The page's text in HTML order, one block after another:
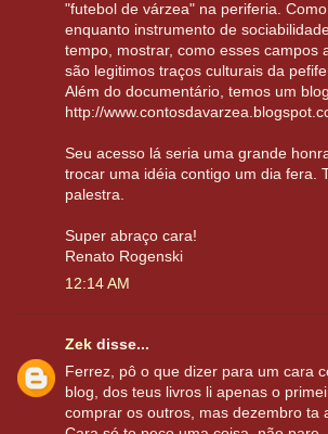
"futebol de várzea" na periferia.
enquanto instrumento de
tempo, mostrar, como esses campos
são legitimos traços culturais da
Além do documentário, temos um
http://
Seu acesso lá seria uma grande
trocar uma idéia contigo um dia fera.
palestra.
Super abraço cara!
Renato Rogenski
12:14 AM
Zek disse...
Ferrez, pô o que dizer para um cara
blog, dos teus livros li apenas o
comprar os outros, mas dezembro ta